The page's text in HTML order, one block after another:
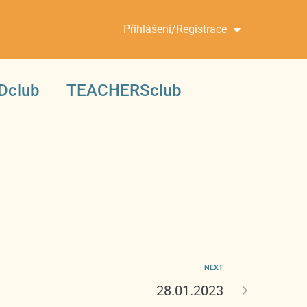
Přihlášení/Registrace
TEACHERSclub
NEXT
28.01.2023